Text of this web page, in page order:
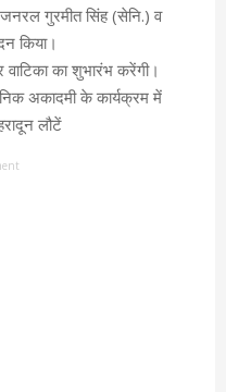
गुरमीत सिंह (सेनि.) व
किया।
वाटिका का शुभारंभ करेंगी।
अकादमी के कार्यक्रम में
लौटें